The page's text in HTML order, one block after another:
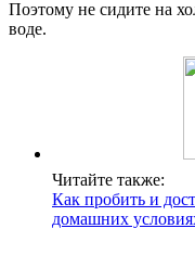
Поэтому не сидите на
воде.
Читайте также:
Как пробить и
домашних